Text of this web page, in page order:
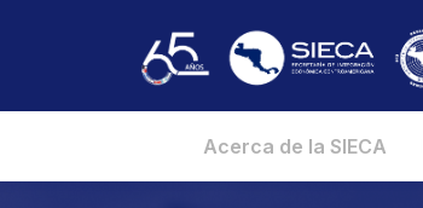
Acerca de la SIECA